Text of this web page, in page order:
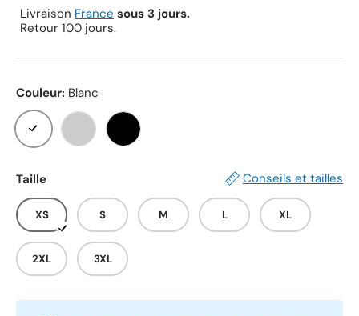
Livraison France sous 3 jours.
Retour 100 jours.
Taille Conseils et tailles
XS S M L XL
2XL 3XL
Couleur: Blanc
Blanc Gris Noir